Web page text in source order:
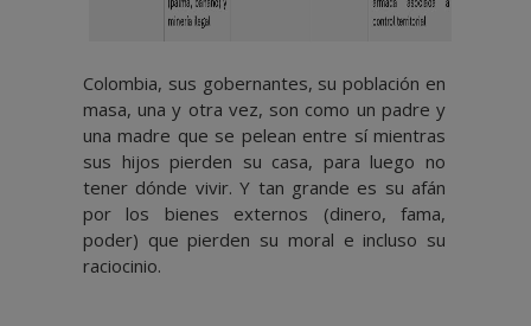
Colombia, sus gobernantes, su población en
masa, una y otra vez, son como un padre y
una madre que se pelean entre sí mientras
sus hijos pierden su casa, para luego no
tener dónde vivir. Y tan grande es su afán
por los bienes externos (dinero, fama,
poder) que pierden su moral e incluso su
raciocinio.